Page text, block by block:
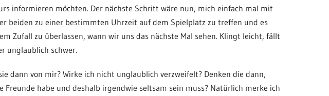
informieren möchten. Der nächste Schritt wäre nun, mich einfach mal mit
beiden zu einer bestimmten Uhrzeit auf dem Spielplatz zu treffen und es
Zufall zu überlassen, wann wir uns das nächste Mal sehen. Klingt leicht, fällt
unglaublich schwer.
dann von mir? Wirke ich nicht unglaublich verzweifelt? Denken die dann,
Freunde habe und deshalb irgendwie seltsam sein muss? Natürlich merke ich